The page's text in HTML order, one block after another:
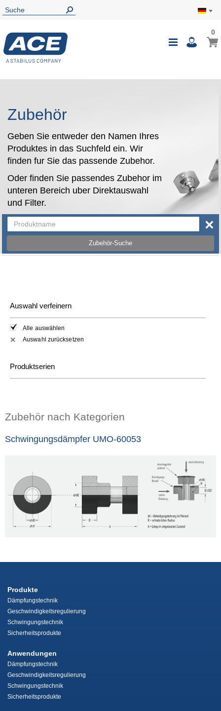
00
Zubehör
Geben Sie entweder den Namen Ihres
Produktes in das Suchfeld ein. Wir
finden fur Sie das passende Zubehor.
Oder finden Sie passendes Zubehor im
unteren Bereich uber Direktauswahl
und Filter.
Zubehör-Suche
×
Auswahl verfeinern
Alle auswählen
✕ Auswahl zurücksetzen
Produktserien
Zubehör nach Kategorien
Schwingungsdämpfer UMO-60053
Produkte
Dämpfungstechnik
Geschwindigkeitsregulierung
Schwingungstechnik
Sicherheitsprodukte
Anwendungen
Dämpfungstechnik
Geschwindigkeitsregulierung
Schwingungstechnik
Sicherheitsprodukte